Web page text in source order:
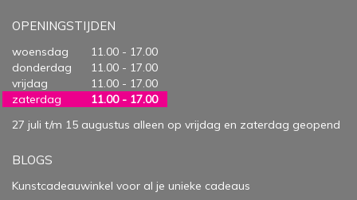
OPENINGSTIJDEN
woensdag
11.00 - 17.00
donderdag
11.00 - 17.00
vrijdag
11.00 - 17.00
zaterdag
11.00 - 17.00
27 juli t/m 15 augustus alleen op vrijdag en zaterdag geopend
BLOGS
Kunstcadeauwinkel voor al je unieke cadeaus